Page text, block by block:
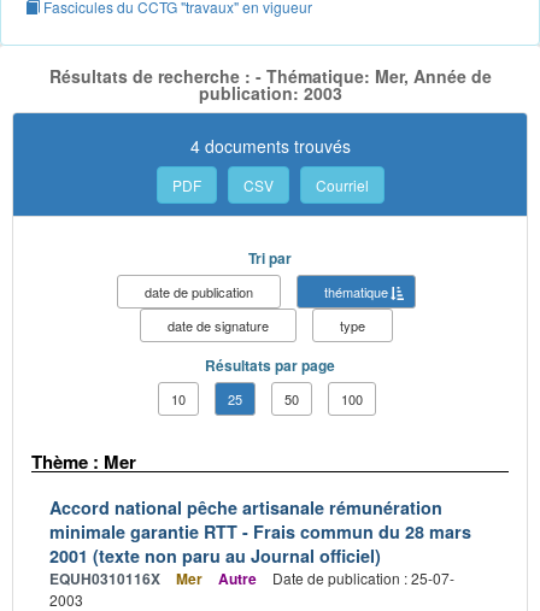
Fascicules du CCTG "travaux" en vigueur
Résultats de recherche : - Thématique: Mer, Année de
publication: 2003
4 documents trouvés
PDF CSV Courriel
Tri par
date de publication
thématique
date de signature
type
Résultats par page
10 25 50 100
Thème : Mer
Accord national pêche artisanale rémunération
minimale garantie RTT - Frais commun du 28 mars
2001 (texte non paru au Journal officiel)
EQUH0310116X Mer Autre
Date de publication : 25-07-
2003